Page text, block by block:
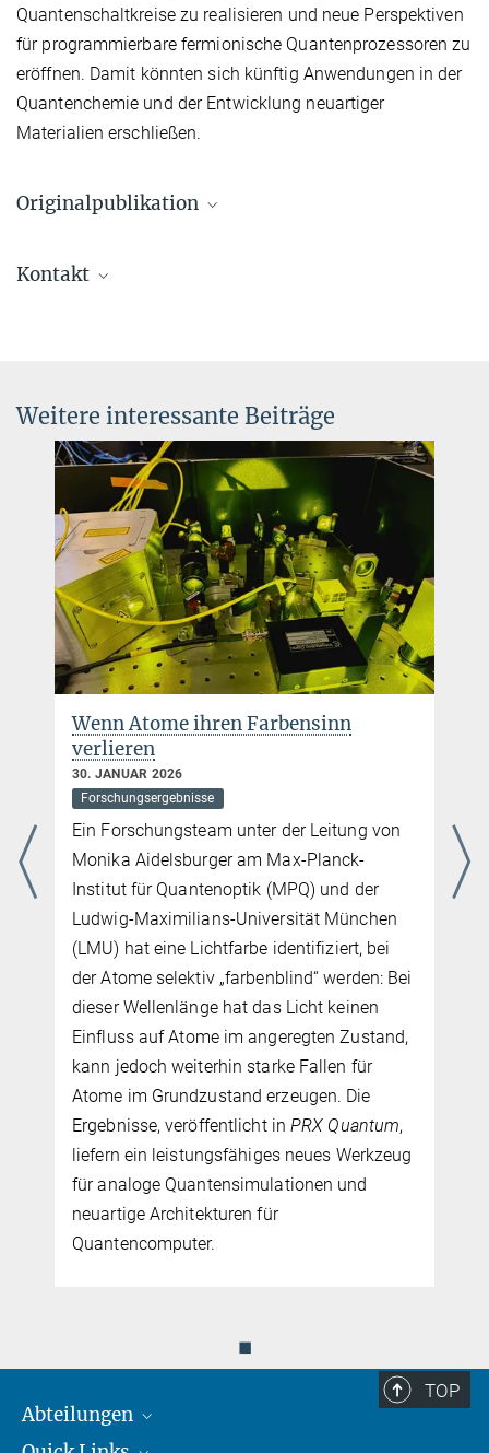
Quantenschaltkreise zu realisieren und neue Perspektiven
für programmierbare fermionische Quantenprozessoren zu
eröffnen. Damit könnten sich künftig Anwendungen in der
Quantenchemie und der Entwicklung neuartiger
Materialien erschließen.
Originalpublikation
T. Chalopin, P. M. Preiss, I. Bloch, & T. Franz
Kontakt
immanuel.bloch@...
Max-Planck-Institut für Quantenoptik, Garching
Dr. Titus Franz
Gruppenleiter
titus.franz@...
Max-Planck-Institut für Quantenoptik, Garching
Philipp Preiss
Forschungsgruppenleiter
+49 89 32905-554
philipp.preiss@...
Max Planck Institut für Quantenoptik, Garching
Dr Petar Bojovic
Postdoktorand
petar.bojovic@...
Max Planck Institute of Quantum Optics, Garching
Charlotte Huber
Presse- und Öffentlichkeitsarbeit
+49 89 32905-672
charlotte.huber@...
Max-Planck-Institut für Quantenoptik, Garching
Weitere interessante Beiträge
Wenn Atome ihren Farbensinn
verlieren
30. JANUAR 2026
Forschungsergebnisse
Ein Forschungsteam unter der Leitung von
Monika Aidelsburger am Max-Planck-
Institut für Quantenoptik (MPQ) und der
Ludwig-Maximilians-Universität München
(LMU) hat eine Lichtfarbe identifiziert, bei
der Atome selektiv „farbenblind“ werden: Bei
dieser Wellenlänge hat das Licht keinen
Einfluss auf Atome im angeregten Zustand,
kann jedoch weiterhin starke Fallen für
Atome im Grundzustand erzeugen. Die
Ergebnisse, veröffentlicht inPRX Quantum,
liefern ein leistungsfähiges neues Werkzeug
für analoge Quantensimulationen und
neuartige Architekturen für
Quantencomputer.
◼
TOP
Abteilungen